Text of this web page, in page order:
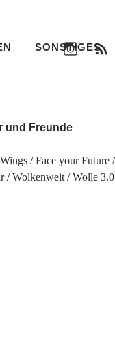
SONSTIGES
und Freunde
Face your Future
Wolkenweit Wolle 3.0